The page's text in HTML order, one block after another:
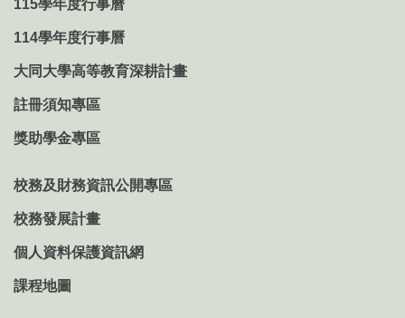
115學年度行事曆
114學年度行事曆
大同大學高等教育深耕計畫
註冊須知專區
獎助學金專區
校務及財務資訊公開專區
校務發展計畫
個人資料保護資訊網
課程地圖